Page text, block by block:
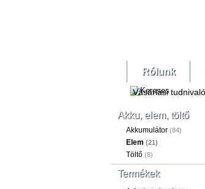
Rólunk
Vásárlási
Akku, elem, töltő
Akkumulátor (84)
Elem (21)
Töltő (8)
Termékek